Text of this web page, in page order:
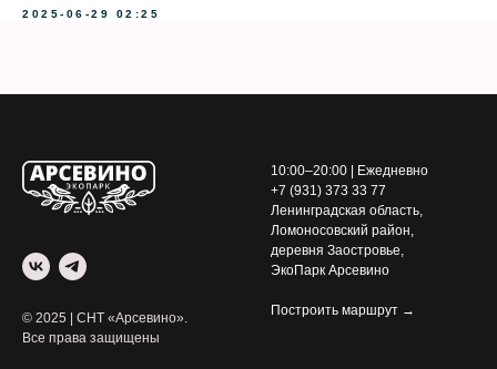
2025-06-29 02:25
© 2025 | СНТ «Арсевино».
Все права защищены
10:00–20:00 | Ежедневно
+7 (931) 373 33 77
Ленинградская область,
Ломоносовский район,
деревня Заостровье,
ЭкоПарк Арсевино
Построить маршрут →